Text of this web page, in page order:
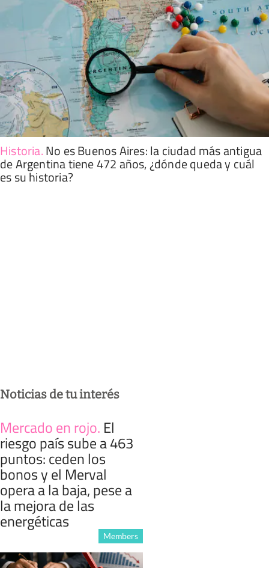
Historia.No es Buenos Aires: la ciudad más antigua
de Argentina tiene 472 años, ¿dónde queda y cuál
es su historia?
Noticias de tu interés
Mercado en rojo. El
riesgo país sube a 463
puntos: ceden los
bonos y el Merval
opera a la baja, pese a
la mejora de las
energéticas
Members